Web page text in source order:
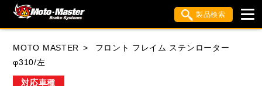
製品検索
MOTO MASTER
フロント フレイム ステンローター
φ310/左
対応車種